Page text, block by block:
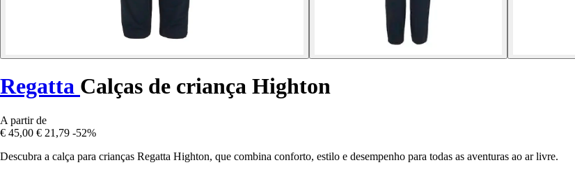
Regatta Calças de criança Highton
A partir de
€ 45,00 € 21,79 -52%
Descubra a calça para crianças Regatta Highton, que combina conforto, estilo e desempenho para todas as aventuras ao ar livre.